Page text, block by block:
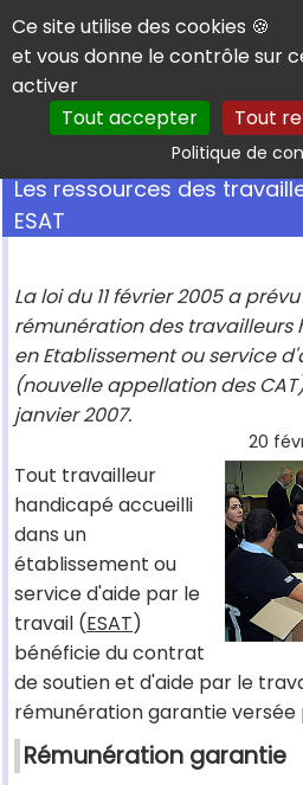
Panneau de gestion des cookies
Ce site utilise des cookies 🍪
et vous donne le contrôle sur
activer
Tout accepter
Tout
Politique de
Les ressources des
ESAT
La loi du 11 février 2005 a
rémunération des
en Etablissement ou service
(nouvelle appellation des
janvier 2007.
20
Tout travailleur
handicapé accueilli
dans un
établissement ou
service d'aide par le
travail (ESAT)
bénéficie du contrat
de soutien et d'aide par le
rémunération garantie versée
Rémunération garantie